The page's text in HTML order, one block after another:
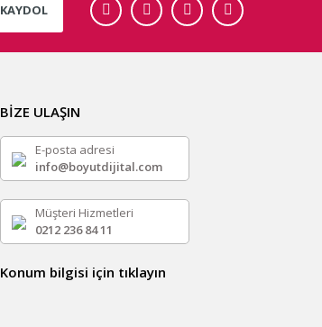
KAYDOL
BİZE ULAŞIN
E-posta adresi
info@boyutdijital.com
Müşteri Hizmetleri
0212 236 84 11
Konum bilgisi için tıklayın